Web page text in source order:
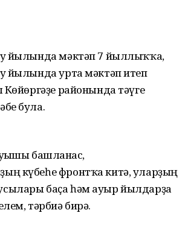
йылында мәктәп 7 йыллыҡҡа,
йылында урта мәктәп итеп
Көйөргәҙе районында тәүге
була.
башланғас,
күбеһе фронтҡа китә, уларҙың
баҫа һәм ауыр йылдарҙа
тәрбиә бирә.